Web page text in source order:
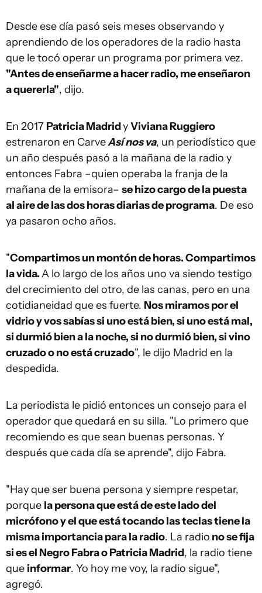
Desde ese día pasó seis meses observando y
aprendiendo de los operadores de la radio hasta
que le tocó operar un programa por primera vez.
"Antes de enseñarme a hacer radio, me enseñaron
a quererla", dijo.
En 2017 Patricia MadridyViviana Ruggiero
estrenaron en CarveAsí nos va, un periodístico que
un año después pasó a la mañana de la radio y
entonces Fabra –quien operaba la franja de la
mañana de la emisora– se hizo cargo de la puesta
al aire de las dos horas diarias de programa. De eso
ya pasaron ocho años.
"Compartimos un montón de horas. Compartimos
la vida.A lo largo de los años uno va siendo testigo
del crecimiento del otro, de las canas, pero en una
cotidianeidad que es fuerte. Nos miramos por el
vidrio y vos sabías si uno está bien, si uno está mal,
si durmió bien a la noche, si no durmió bien, si vino
cruzado o no está cruzado", le dijo Madrid en la
despedida.
La periodista le pidió entonces un consejo para el
operador que quedará en su silla. "Lo primero que
recomiendo es que sean buenas personas. Y
después que cada día se aprende", dijo Fabra.
"Hay que ser buena persona y siempre respetar,
porque la persona que está de este lado del
micrófono y el que está tocando las teclas tiene la
misma importancia para la radio. La radio no se fija
si es el Negro Fabra o Patricia Madrid, la radio tiene
que informar. Yo hoy me voy, la radio sigue",
agregó.